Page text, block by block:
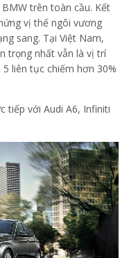
trên toàn cầu. Kết
vị thế ngôi vương
sang. Tại Việt Nam,
trọng nhất vẫn là vị trí
liên tục chiếm hơn 30%
tiếp với Audi A6, Infiniti